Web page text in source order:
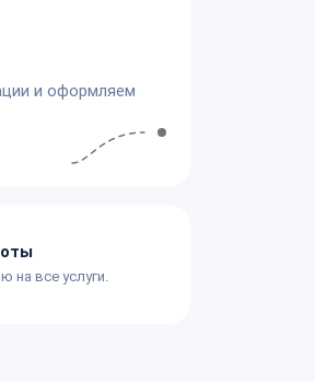
и оформляем
на все услуги.